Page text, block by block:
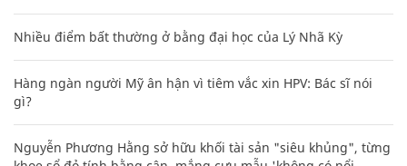
Nhiều điểm bất thường ở bằng đại học của Lý Nhã Kỳ
Hàng ngàn người Mỹ ân hận vì tiêm vắc xin HPV: Bác sĩ nói
gì?
Nguyễn Phương Hằng sở hữu khối tài sản "siêu khủng", từng